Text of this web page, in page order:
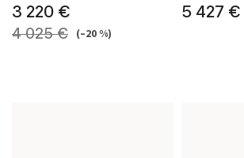
3 220 €
4 025 € (–20 %)
5 427 €